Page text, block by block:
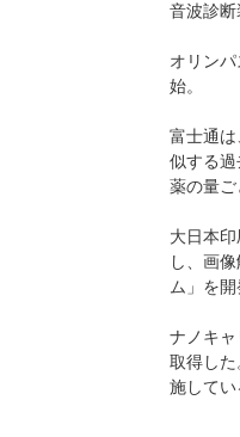
音波診断
オリン
始。
富士通
似する
薬の量ご
大日本
し、画
ム」を開
ナノキ
取得し
施してい